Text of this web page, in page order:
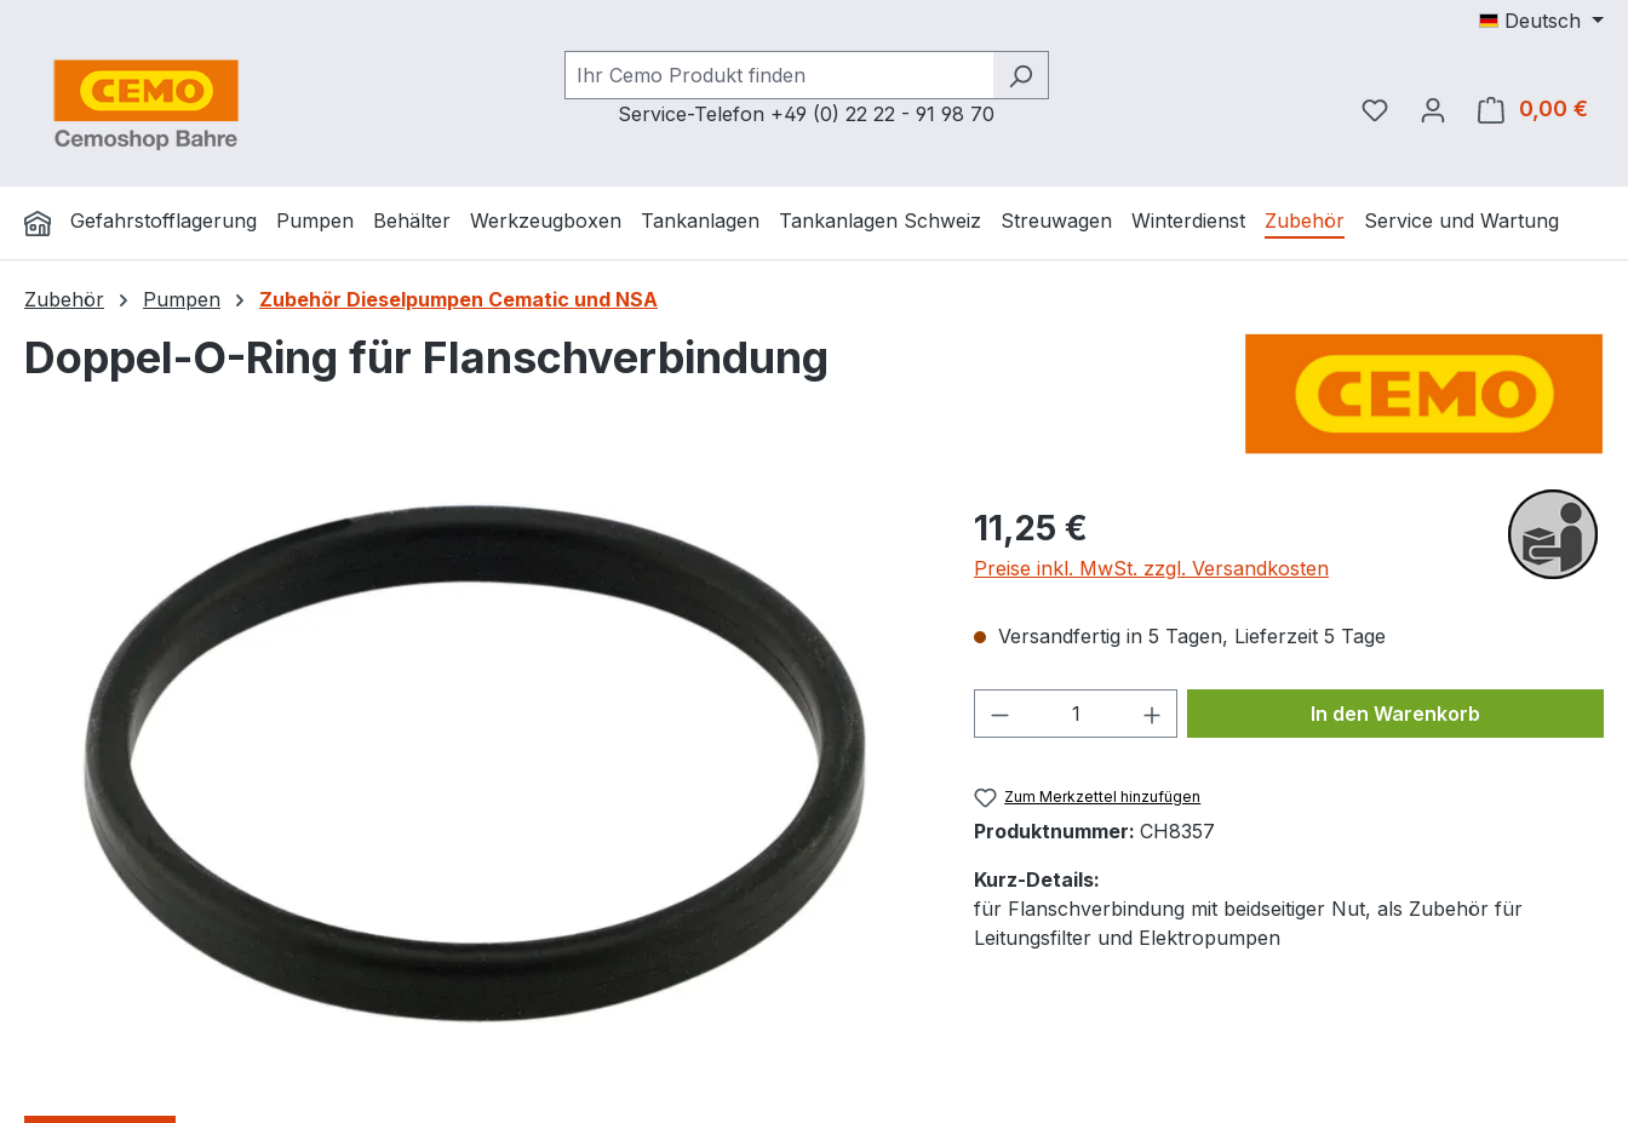
Deutsch
Service-Telefon +49 (0) 22 22 - 91 98 70 Du hast 0 Produkte auf
0,00 €
Gefahrstofflagerung Pumpen Behälter Werkzeugboxen Tankanlagen Tankanlagen Schweiz Streuwagen Winterdienst Zubehör Service und Wartung
Zubehör Pumpen Zubehör Dieselpumpen Cematic und NSA
Doppel-O-Ring für Flanschverbindung
Regulärer Preis:
11,25 €
Preise inkl. MwSt. zzgl. Versandkosten
Versandfertig in 5 Tagen, Lieferzeit 5 Tage
Produkt Anzahl: Gib den gewünschten Wert
In den Warenkorb
Zum Merkzettel hinzufügen
Produktnummer: CH8357
Kurz-Details:
für Flanschverbindung mit beidseitiger Nut, als Zubehör für
Leitungsfilter und Elektropumpen